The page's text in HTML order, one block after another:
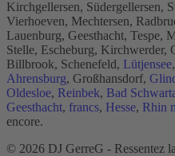
Kirchgellersen, Südergellersen,
Vierhoeven, Mechtersen,
Lauenburg, Geesthacht, Tespe,
Stelle, Escheburg, Kirchwerder,
Billbrook, Schenefeld, Lütjensee
Ahrensburg, Großhansdorf,
Oldesloe, Reinbek, Bad
Geesthacht, francs, Hesse, Rhin
encore.
© 2026 DJ GerreG - Ressentez